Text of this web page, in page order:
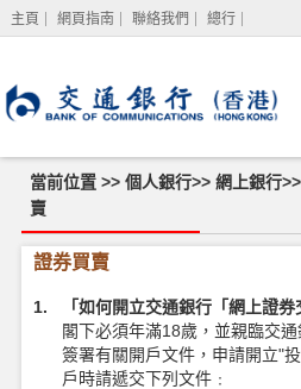
主頁 網頁指南 聯絡我們 總行
當前位置 >> 個人銀行>> 網上銀行>>
賣
證券買賣
1. 「如何開立交通銀行「網上證券
閣下必須年滿18歲，並親臨交
簽署有關開戶文件，申請開立"
戶時請遞交下列文件﹕